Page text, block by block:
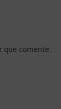
que comente.